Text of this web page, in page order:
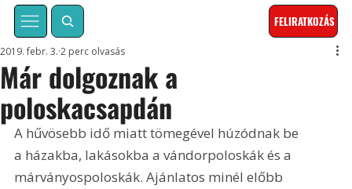
FELIRATKOZÁS
Már dolgoznak a
poloskacsapdán
2019. febr. 3. 2 perc olvasás
A hűvösebb idő miatt tömegével húzódnak be
a házakba, lakásokba a vándorpoloskák és a
márványospoloskák. Ajánlatos minél előbb